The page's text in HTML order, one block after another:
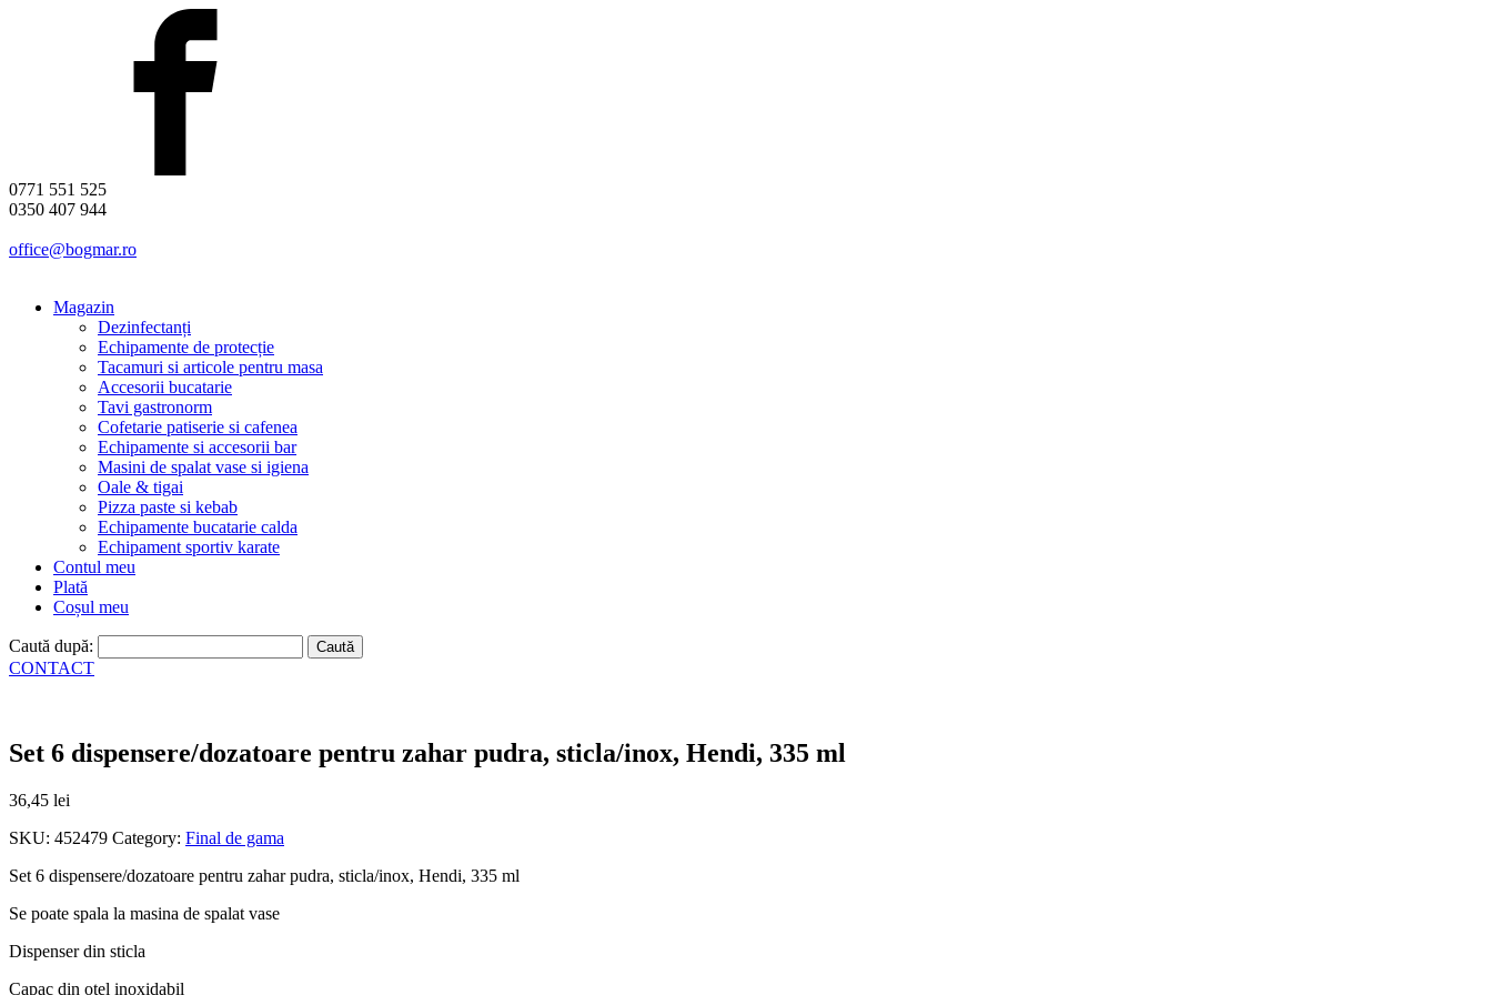
0771 551 525
0350 407 944
office@bogmar.ro
Magazin
Dezinfectanți
Echipamente de protecție
Tacamuri si articole pentru masa
Accesorii bucatarie
Tavi gastronorm
Cofetarie patiserie si cafenea
Echipamente si accesorii bar
Masini de spalat vase si igiena
Oale & tigai
Pizza paste si kebab
Echipamente bucatarie calda
Echipament sportiv karate
Contul meu
Plată
Coșul meu
Caută după:
CONTACT
Set 6 dispensere/dozatoare pentru zahar pudra, sticla/inox, Hendi, 335 ml
36,45 lei
SKU: 452479 Category: Final de gama
Set 6 dispensere/dozatoare pentru zahar pudra, sticla/inox, Hendi, 335 ml
Se poate spala la masina de spalat vase
Dispenser din sticla
Capac din otel inoxidabil